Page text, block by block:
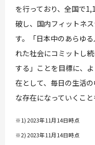
を行っており、全国で
破し、国内フィットネ
す。「日本中のあらゆ
れた社会にコミットし
する」ことを目標に、
在として、毎日の生活
な存在になっていくこと
※1) 2023年11月14日時点
※2) 2023年11月14日時点